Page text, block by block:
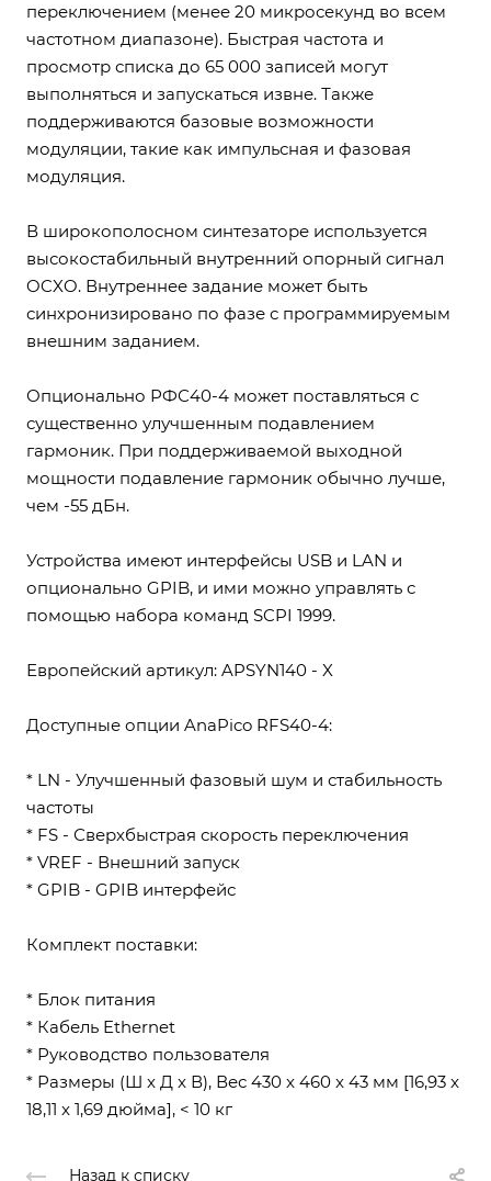
переключением (менее 20 микросекунд во всем
частотном диапазоне). Быстрая частота и
просмотр списка до 65 000 записей могут
выполняться и запускаться извне. Также
поддерживаются базовые возможности
модуляции, такие как импульсная и фазовая
модуляция.
В широкополосном синтезаторе используется
высокостабильный внутренний опорный сигнал
OCXO. Внутреннее задание может быть
синхронизировано по фазе с программируемым
внешним заданием.
Опционально РФС40-4 может поставляться с
существенно улучшенным подавлением
гармоник. При поддерживаемой выходной
мощности подавление гармоник обычно лучше,
чем -55 дБн.
Устройства имеют интерфейсы USB и LAN и
опционально GPIB, и ими можно управлять с
помощью набора команд SCPI 1999.
Европейский артикул: APSYN140 - X
Доступные опции AnaPico RFS40-4:
* LN - Улучшенный фазовый шум и стабильность
частоты
* FS - Сверхбыстрая скорость переключения
* VREF - Внешний запуск
* GPIB - GPIB интерфейс
Комплект поставки:
* Блок питания
* Кабель Ethernet
* Руководство пользователя
* Размеры (Ш x Д x В), Вес 430 x 460 x 43 мм [16,93 x
18,11 x 1,69 дюйма], < 10 кг
Назад к списку